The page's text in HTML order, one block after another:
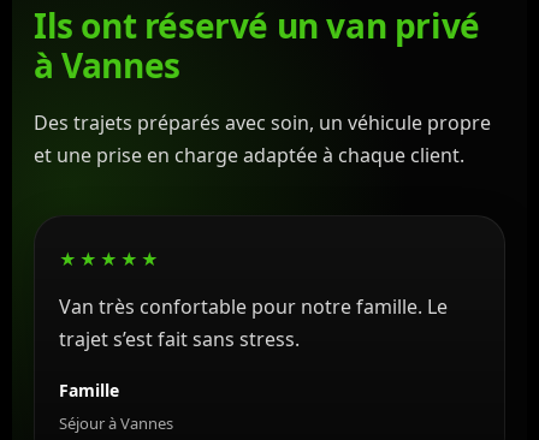
Ils ont réservé un van privé
à Vannes
Des trajets préparés avec soin, un véhicule propre
et une prise en charge adaptée à chaque client.
★★★★★
Van très confortable pour notre famille. Le
trajet s’est fait sans stress.
Famille
Séjour à Vannes